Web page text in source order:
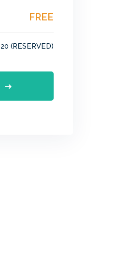
FREE
20 (RESERVED)